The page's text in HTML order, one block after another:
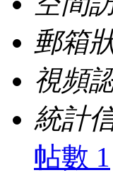
郵箱
視頻
統計
帖數 1